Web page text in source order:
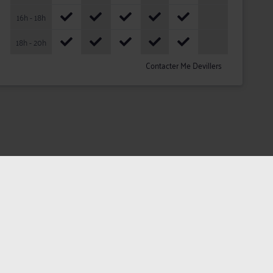
16h - 18h
18h - 20h
Contacter Me Devillers